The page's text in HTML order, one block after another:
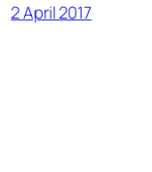
2 April 2017